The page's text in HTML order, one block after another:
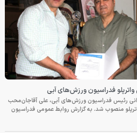
فدراسیون ورزش‌های آبی
رئیس فدراسیون ورزش‌های آبی، علی آقاجان‌محب
منصوب شد. به گزارش روابط عمومی فدراسیون